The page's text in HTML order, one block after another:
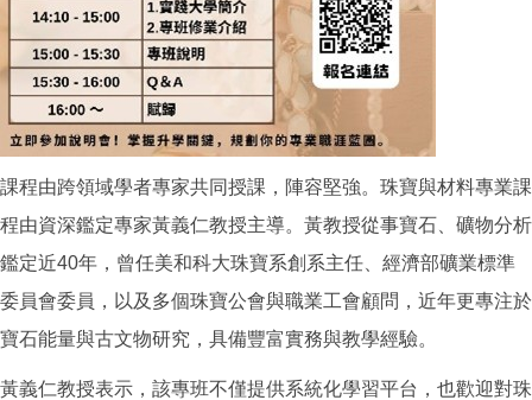
課程由跨領域學者專家共同授課，陣容堅強。珠寶與材料專業課
程由資深鑑定專家黃義仁教授主導。黃教授從事寶石、礦物分析
鑑定近40年，曾任美和科大珠寶系創系主任、經濟部礦業標準
委員會委員，以及多個珠寶公會與職業工會顧問，近年更專注於
寶石能量與古文物研究，具備豐富實務與教學經驗。
黃義仁教授表示，該專班不僅提供系統化學習平台，也歡迎對珠